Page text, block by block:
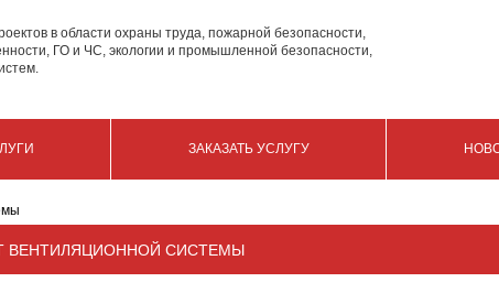
в области охраны труда, пожарной безопасности,
ГО и ЧС, экологии и промышленной безопасности,
ЗАКАЗАТЬ УСЛУГУ
ВЕНТИЛЯЦИОННОЙ СИСТЕМЫ